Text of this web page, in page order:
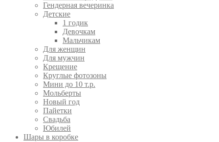
Гендерная вечеринка
Детские
1 годик
Девочкам
Мальчикам
Для женщин
Для мужчин
Крещение
Круглые фотозоны
Мини до 10 т.р.
Мольберты
Новый год
Пайетки
Свадьба
Юбилей
Шары в коробке